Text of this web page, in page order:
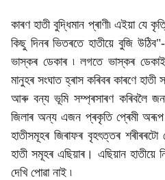
কাৰণ হাতী বুদ্ধিমান প্ৰাণী৷ এইয়া যে
কিছু দিনৰ ভিতৰতে হাতীয়ে বুজি
ভাস্কৰ ডেকাৰ ৷ লগতে ভাস্কৰ
মানুহৰ সংঘাত হ্ৰাস কৰিবৰ কাৰণে হাতী
আৰু বন্য ভূমি সম্প্ৰসাৰণ কৰিবলৈ
জিলাৰ অন্য এজন প্ৰকৃতি প্ৰেমী
হাতীসমূহৰ জিৰাফৰ বৃহৎত্তৰ
হাতী সমূহৰ এছিয়াৰ। এছিয়ান
দেখি পোৱা নাই ৷